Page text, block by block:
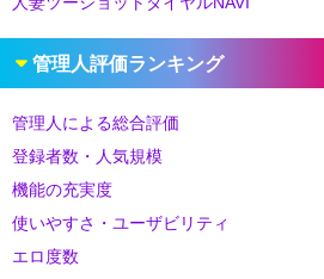
管理人評価ランキング
管理人による総合評価
登録者数・人気規模
機能の充実度
使いやすさ・ユーザビリティ
エロ度数